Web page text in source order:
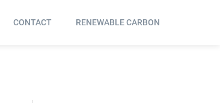
CONTACT RENEWABLE CARBON